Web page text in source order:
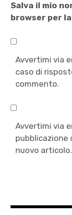
Salva il mio
browser per
Avvertimi via
caso di
commento.
Avvertimi via
pubblicazione
nuovo articolo.